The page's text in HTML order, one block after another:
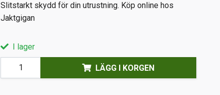
Slitstarkt skydd för din utrustning. Köp online hos
Jaktgigan
I lager
LÄGG I KORGEN